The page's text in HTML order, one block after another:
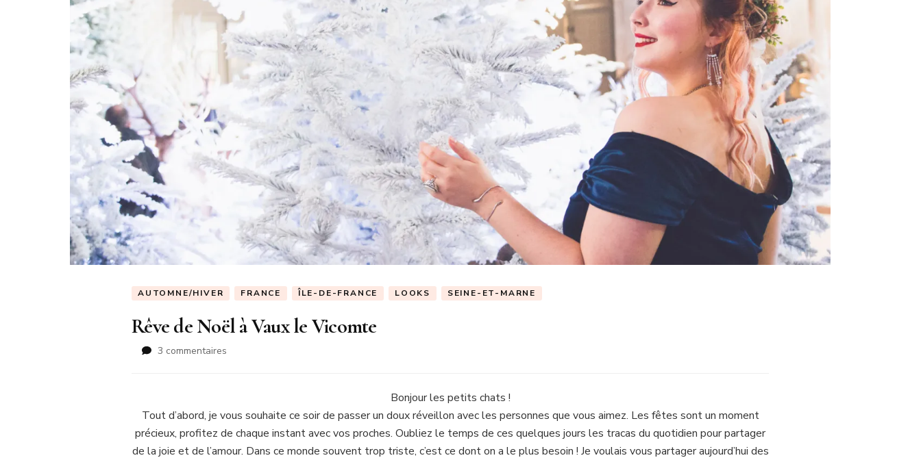
AUTOMNE/HIVER FRANCE ÎLE-DE-FRANCE LOOKS SEINE-ET-MARNE
Rêve de Noël à Vaux le Vicomte
3 commentaires
Vaux
le
Vicomte
Bonjour les petits chats !
Tout d’abord, je vous souhaite ce soir de passer un doux réveillon avec les personnes que vous aimez. Les fêtes sont un moment
précieux, profitez de chaque instant avec vos proches. Oubliez le temps de ces quelques jours les tracas du quotidien pour partager
de la joie et de l’amour. Dans ce monde souvent trop triste, c’est ce dont on a le plus besoin ! Je voulais vous partager aujourd’hui des